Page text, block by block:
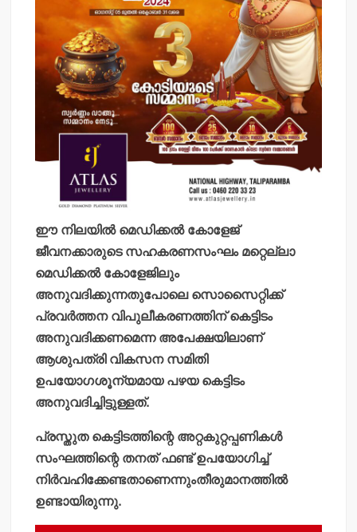
ഈ നിലയില്‍ മെഡിക്കല്‍ കോളേജ്
ജീവനക്കാരുടെ സഹകരണസംഘം മറ്റെല്ലാ
മെഡിക്കല്‍ കോളേജിലും
അനുവദിക്കുന്നതുപോലെ സൊസൈറ്റിക്ക്
പ്രവര്‍ത്തന വിപുലീകരണത്തിന് കെട്ടിടം
അനുവദിക്കണമെന്ന അപേക്ഷയിലാണ്
ആശുപത്രി വികസന സമിതി
ഉപയോഗശൂന്യമായ പഴയ കെട്ടിടം
അനുവദിച്ചിട്ടുള്ളത്.
പ്രസ്തുത കെട്ടിടത്തിന്റെ അറ്റകുറ്റപ്പണികള്‍
സംഘത്തിന്റെ തനത് ഫണ്ട് ഉപയോഗിച്ച്
നിര്‍വഹിക്കേണ്ടതാണെന്നുംതീരുമാനത്തില്‍
ഉണ്ടായിരുന്നു.